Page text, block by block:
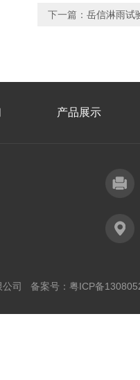
下一篇： 岳信淋雨试
产品展示
公司 备案号： 粤ICP备